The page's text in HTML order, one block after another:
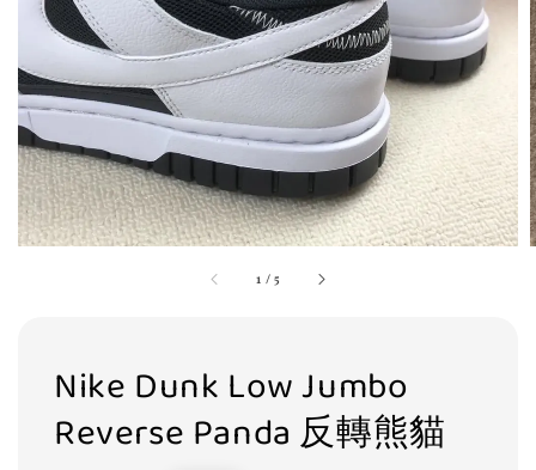
1 /5
Nike Dunk Low Jumbo
Reverse Panda 反轉熊貓